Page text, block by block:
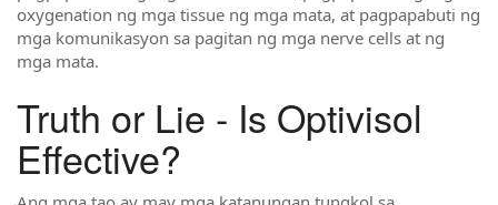
oxygenation ng mga tissue ng mga mata, at pagpapabuti ng
mga komunikasyon sa pagitan ng mga nerve cells at ng
mga mata.
Truth or Lie - Is Optivisol
Effective?